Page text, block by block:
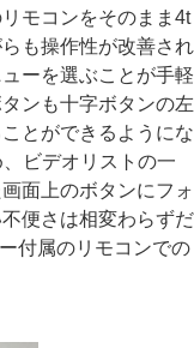
モコンをそのまま4t
も操作性が改善され
ーを選ぶことが手軽
ンも十字ボタンの左
とができるようにな
ビデオリストの一
面上のボタンにフォ
便さは相変わらずだ
付属のリモコンでの